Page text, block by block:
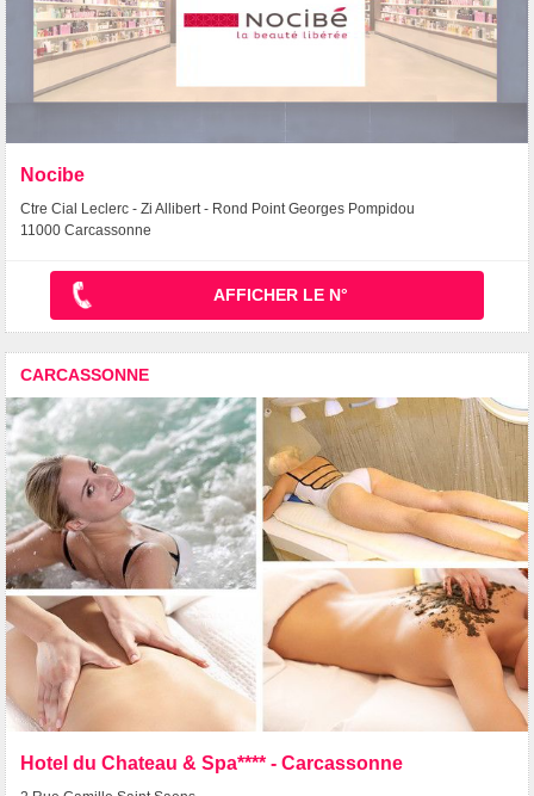
Nocibe
Ctre Cial Leclerc - Zi Allibert - Rond Point Georges Pompidou
11000 Carcassonne
AFFICHER LE N°
CARCASSONNE
Hotel du Chateau & Spa**** - Carcassonne